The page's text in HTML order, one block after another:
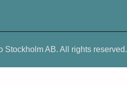
Stockholm AB. All rights reserved.